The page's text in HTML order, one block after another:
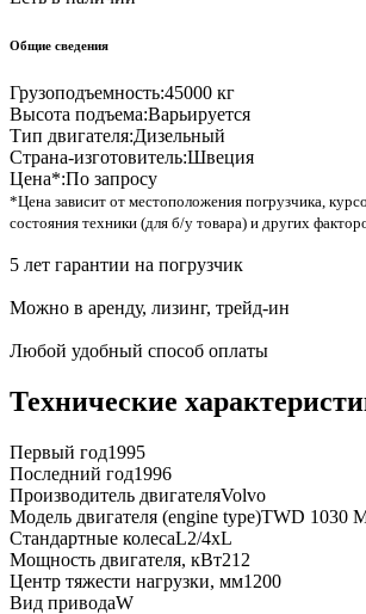
Общие сведения
Грузоподъемность:45000 кг
Высота подъема:Варьируется
Тип двигателя:Дизельный
Страна-изготовитель:Швеция
Цена*:По запросу
*Цена зависит от местоположения погрузчика,
состояния техники (для б/у товара) и других
5 лет гарантии на погрузчик
Можно в аренду, лизинг, трейд-ин
Любой удобный способ оплаты
Технические
Первый год1995
Последний год1996
Производитель двигателяVolvo
Модель двигателя (engine type)TWD 1030
Стандартные колесаL2/4xL
Мощность двигателя, кВт212
Центр тяжести нагрузки, мм1200
Вид приводаW